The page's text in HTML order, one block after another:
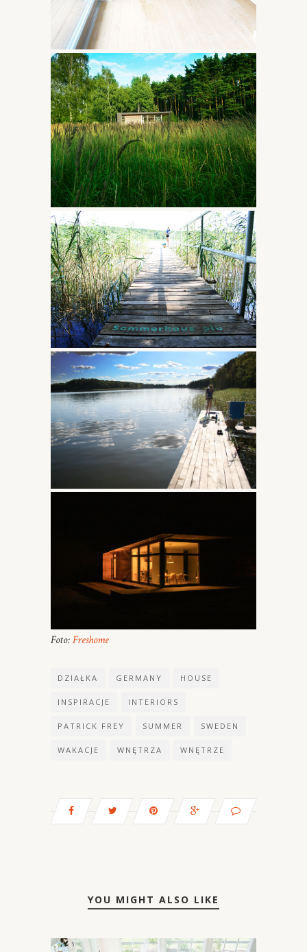
Foto:Freshome
DZIAŁKA GERMANY HOUSE
INSPIRACJE INTERIORS
PATRICK FREY SUMMER SWEDEN
WAKACJE WNĘTRZA WNĘTRZE
YOU MIGHT ALSO LIKE